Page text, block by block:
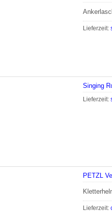
Lieferzeit:
Singing
Lieferzeit:
PETZL
Lieferzeit: